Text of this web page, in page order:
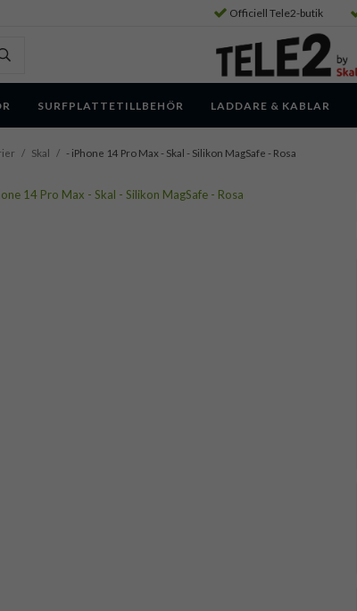
Officiell Tele2-butik
SURFPLATTETILLBEHÖR LADDARE & KABLAR
/ Skal / - iPhone 14 Pro Max - Skal - Silikon MagSafe - Rosa